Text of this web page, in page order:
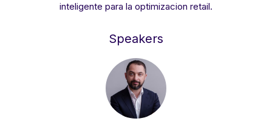
inteligente para la optimizacion retail.
Speakers